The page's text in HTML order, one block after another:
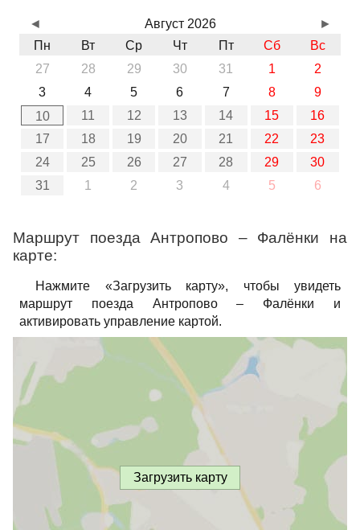
Август 2026
Пн
Вт Ср Чт Пт Сб
Вс
27
28 29 30 31 1
2
3
4 5 6 7 8
9
10
11 12 13 14 15
16
17
18 19 20 21 22
23
24
25 26 27 28 29
30
31
1 2 3 4 5 6
◄ ►
Маршрут поезда Антропово – Фалёнки на
карте:
Нажмите «Загрузить карту», чтобы увидеть
маршрут поезда Антропово – Фалёнки и
активировать управление картой.
Загрузить карту